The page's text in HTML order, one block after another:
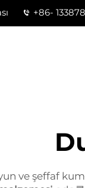
+86-
ve şeffaf